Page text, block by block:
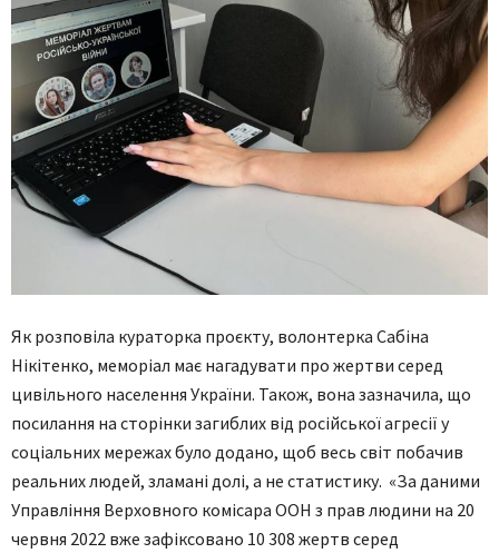
Як розповіла кураторка проєкту, волонтерка Сабіна
Нікітенко, меморіал має нагадувати про жертви серед
цивільного населення України. Також, вона зазначила, що
посилання на сторінки загиблих від російської агресії у
соціальних мережах було додано, щоб весь світ побачив
реальних людей, зламані долі, а не статистику. «За даними
Управління Верховного комісара ООН з прав людини на 20
червня 2022 вже зафіксовано 10 308 жертв серед